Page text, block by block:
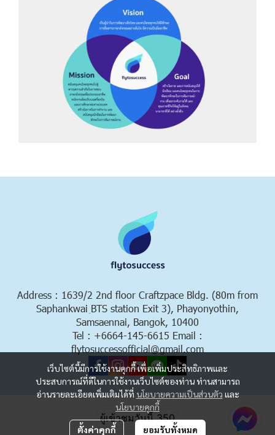
เว็บไซต์นี้มีการใช้งานคุกกี้ เพื่อเพิ่มประสิทธิภาพและ
ประสบการณ์ที่ดีในการใช้งานเว็บไซต์ของท่าน ท่านสามารถ
อ่านรายละเอียดเพิ่มเติมได้ที่ นโยบายความเป็นส่วนตัว และ
นโยบายคุกกี้
ตั้งค่าคุกกี้ ยอมรับทั้งหมด
Address : 1639/2 2nd floor Craftzpace Bldg. (80m from
Saphankwai ฺBTS station Exit 3), Phayonyothin,
Samsaennai, Bangok, 10400
Tel : +6664-145-6615 Email :
flytosuccessofficial@gmail.com
Copyright 2023 | All Rights Reserved | Powered by MWE
ผู้เข้าชมวันนี้350